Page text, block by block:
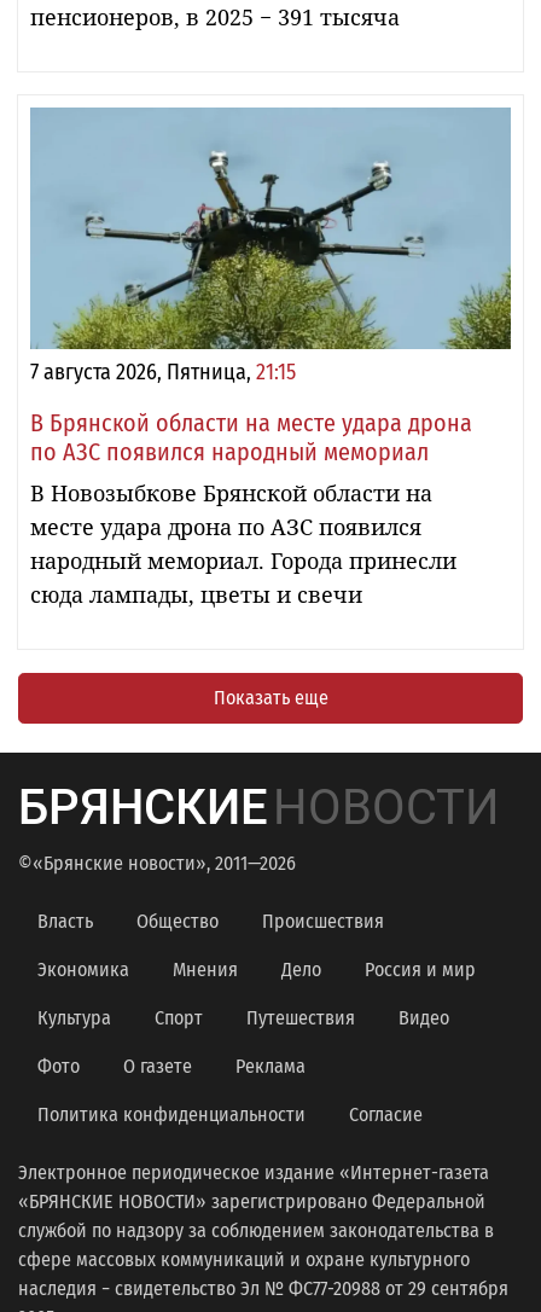
пенсионеров, в 2025 − 391 тысяча
7 августа 2026, Пятница, 21:15
В Брянской области на месте удара дрона
по АЗС появился народный мемориал
В Новозыбкове Брянской области на
месте удара дрона по АЗС появился
народный мемориал. Города принесли
сюда лампады, цветы и свечи
Показать еще
БРЯНСКИЕНОВОСТИ
©«Брянские новости», 2011—2026
Власть Общество Происшествия
Экономика Мнения Дело Россия и мир
Культура Спорт Путешествия Видео
Фото О газете Реклама
Политика конфиденциальности Согласие
Электронное периодическое издание «Интернет-газета
«БРЯНСКИЕ НОВОСТИ» зарегистрировано Федеральной
службой по надзору за соблюдением законодательства в
сфере массовых коммуникаций и охране культурного
наследия − свидетельство Эл № ФС77-20988 от 29 сентября